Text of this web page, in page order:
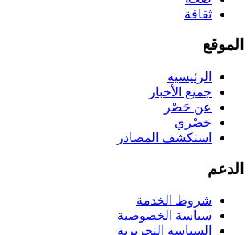
ثقافة
الموقع
الرئيسية
جميع الأخبار
عن حَصْر
حَصْري
استكشف المصادر
الدعم
شروط الخدمة
سياسة الخصوصية
السياسة التحريرية